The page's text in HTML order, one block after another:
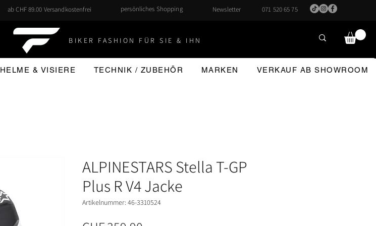
ab CHF 89.00 Versandkostenfrei persönliches Shopping Newsletter 071 520 65 75
BIKER FASHION FÜR SIE & IHN
HELME & VISIERE TECHNIK / ZUBEHÖR MARKEN VERKAUF AB SHOWROOM
ALPINESTARS Stella T-GP
Plus R V4 Jacke
Artikelnummer: 46-3310524